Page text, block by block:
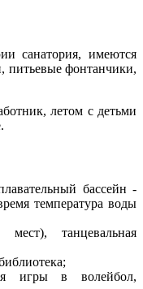
санатория, имеются
питьевые фонтанчики,
летом с детьми
бассейн -
температура воды
танцевальная
игры в волейбол,